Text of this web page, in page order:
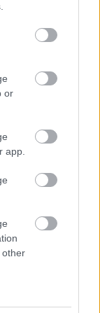
or
app.
other